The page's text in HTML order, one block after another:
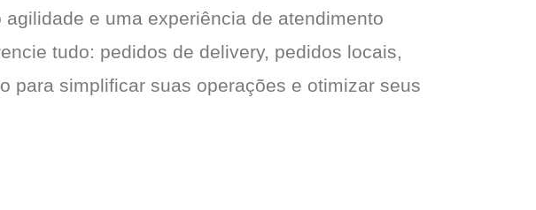
e uma experiência de atendimento
tudo: pedidos de delivery, pedidos locais,
para simplificar suas operações e otimizar seus